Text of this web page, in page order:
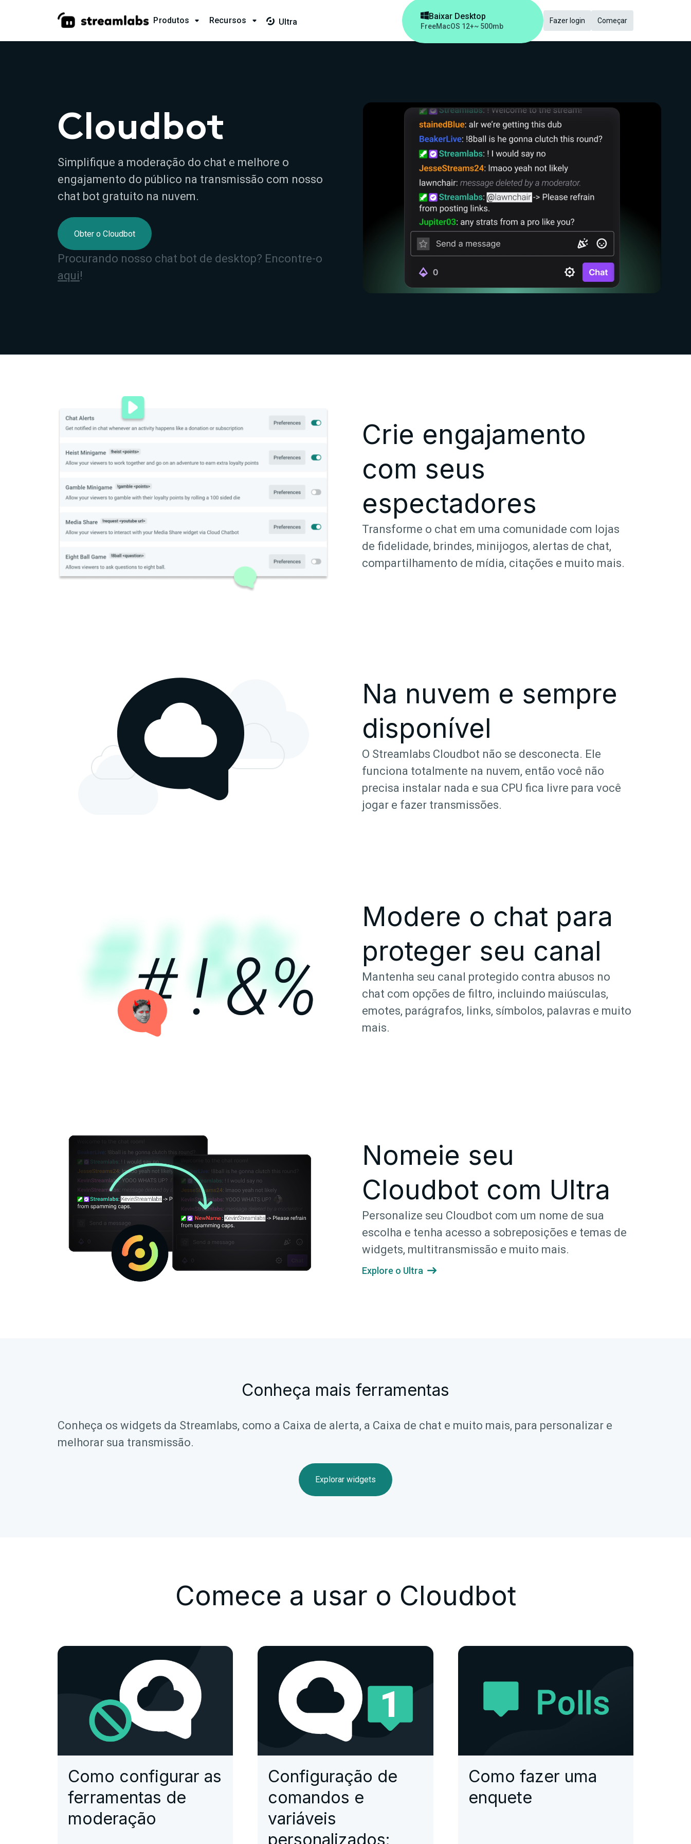
Produtos  Recursos   Ultra
Baixar Desktop
FreeMacOS 12+~ 500mb
Fazer login Começar
Cloudbot
Simplifique a moderação do chat e melhore o
engajamento do público na transmissão com nosso
chat bot gratuito na nuvem.
Obter o Cloudbot
Procurando nosso chat bot de desktop? Encontre-o
aqui!
Crie engajamento
com seus
espectadores
Transforme o chat em uma comunidade com lojas
de fidelidade, brindes, minijogos, alertas de chat,
compartilhamento de mídia, citações e muito mais.
Na nuvem e sempre
disponível
O Streamlabs Cloudbot não se desconecta. Ele
funciona totalmente na nuvem, então você não
precisa instalar nada e sua CPU fica livre para você
jogar e fazer transmissões.
Modere o chat para
proteger seu canal
Mantenha seu canal protegido contra abusos no
chat com opções de filtro, incluindo maiúsculas,
emotes, parágrafos, links, símbolos, palavras e muito
mais.
Nomeie seu
Cloudbot com Ultra
Personalize seu Cloudbot com um nome de sua
escolha e tenha acesso a sobreposições e temas de
widgets, multitransmissão e muito mais.
Explore o Ultra 
Conheça mais ferramentas
Conheça os widgets da Streamlabs, como a Caixa de alerta, a Caixa de chat e muito mais, para personalizar e
melhorar sua transmissão.
Explorar widgets
Comece a usar o Cloudbot
Como configurar as
ferramentas de
moderação
Configuração de
comandos e
variáveis
personalizados:
Como fazer uma
enquete